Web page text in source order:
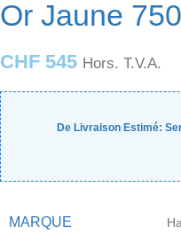
Or Jaune 750
CHF 545 Hors. T.V.A.
De Livraison Estimé:
MARQUE